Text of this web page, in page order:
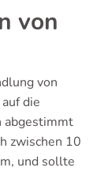
von
von
die
abgestimmt
zwischen 10
und sollte